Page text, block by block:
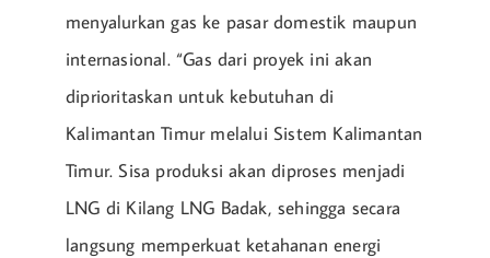
menyalurkan gas ke pasar domestik maupun
internasional. “Gas dari proyek ini akan
diprioritaskan untuk kebutuhan di
Kalimantan Timur melalui Sistem Kalimantan
Timur. Sisa produksi akan diproses menjadi
LNG di Kilang LNG Badak, sehingga secara
langsung memperkuat ketahanan energi